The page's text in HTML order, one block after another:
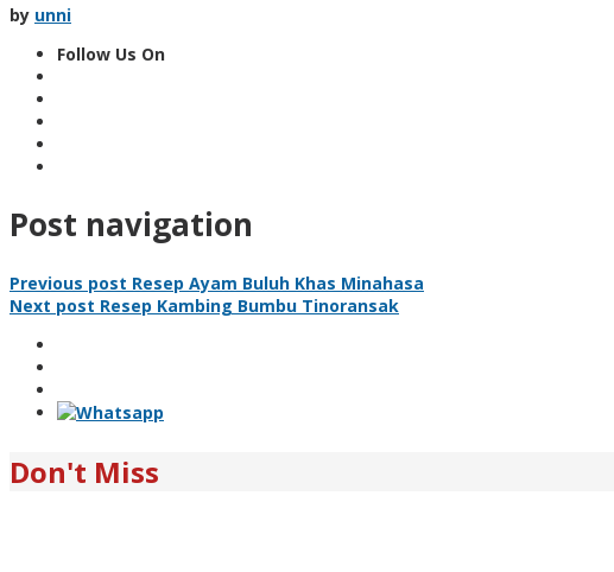
by unni
Follow Us On
Post navigation
Previous post Resep Ayam Buluh Khas Minahasa
Next post Resep Kambing Bumbu Tinoransak
Don't Miss